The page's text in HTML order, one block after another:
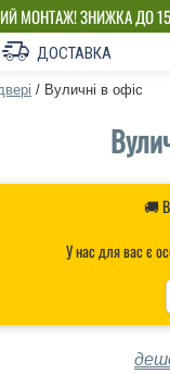
МОНТАЖ! ЗНИЖКА ДО
НЕ ПЕРЕПЛАЧУЙ!
ДОСТАВКА
/ Вуличні в офіс
🚚
У нас для вас є